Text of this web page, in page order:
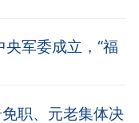
军委成立，“福
职、元老集体决